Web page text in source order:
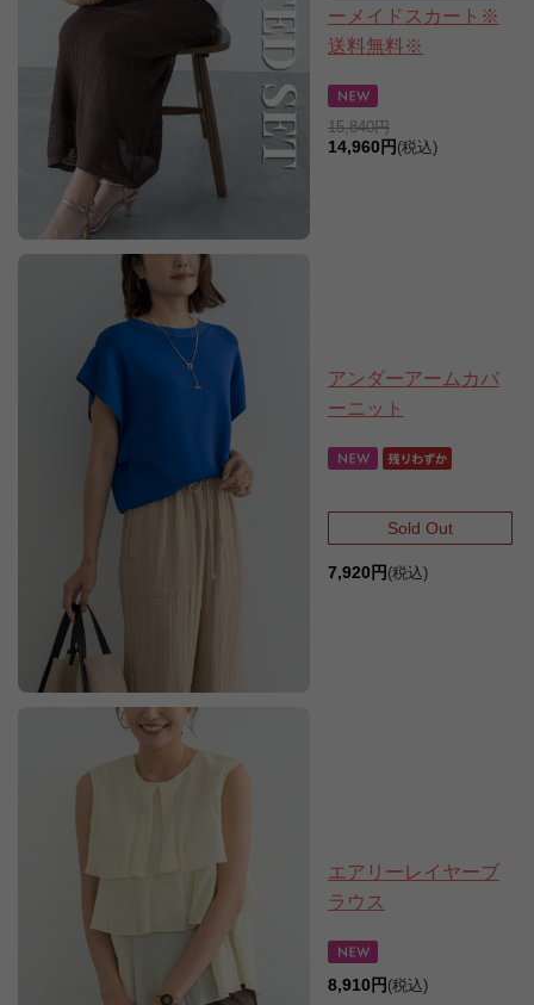
ーメイドスカート※
送料無料※
15,840円
14,960円 (税込)
アンダーアームカバ
ーニット
Sold Out
7,920円 (税込)
エアリーレイヤーブ
ラウス
8,910円 (税込)